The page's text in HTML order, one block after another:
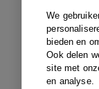
We
bieden en
Ook delen
site met
en analyse.